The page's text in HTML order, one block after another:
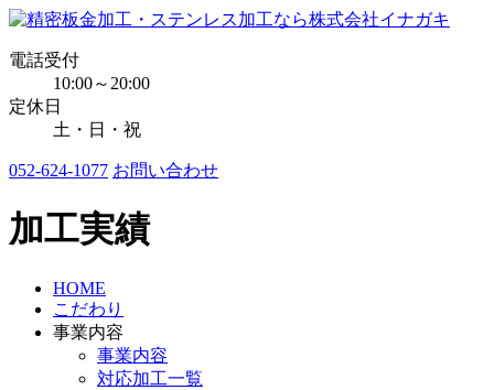
電話受付
10:00～20:00
定休日
土・日・祝
052-624-1077 お問い合わせ
加工実績
HOME
こだわり
事業内容
事業内容
対応加工一覧